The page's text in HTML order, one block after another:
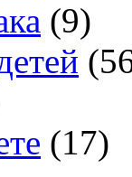
(9)
(17)